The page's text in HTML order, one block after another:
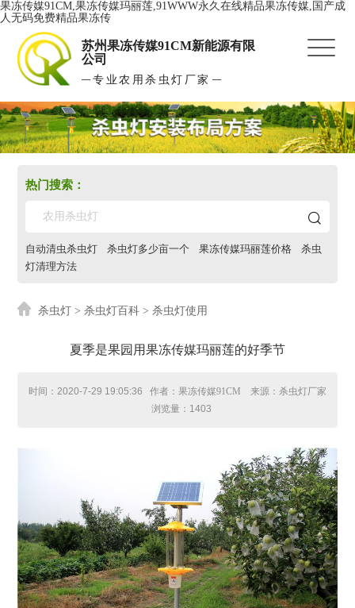
果冻传媒91CM,果冻传媒玛丽莲,91WWW永久在线精品果冻传媒,国产成
人无码免费精品果冻传
苏州果冻传媒91CM新能源有限
公司
专业农用杀虫灯厂家
热门搜索：
自动清虫杀虫灯 杀虫灯多少亩一个 果冻传媒玛丽莲价格
杀虫
灯清理方法
杀虫灯 >杀虫灯百科 > 杀虫灯使用
夏季是果园用果冻传媒玛丽莲的好季节
时间： 2020-7-29 19:05:36 作者：果冻传媒91CM 来源：杀虫灯厂家
浏览量： 1403